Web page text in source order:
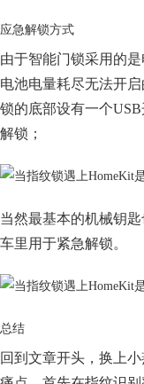
应急解锁方式
由于智能门锁采用的
电池电量耗尽无法开
锁的底部设有一个
解锁；
当然最基本的机械钥
车里用于紧急解锁。
总结
回到文章开头，换上